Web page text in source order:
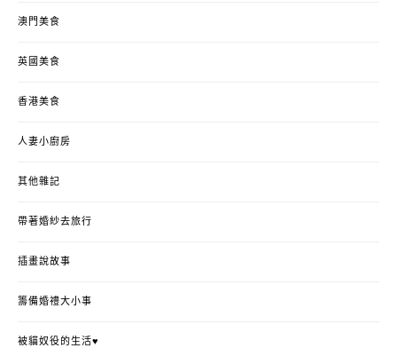
澳門美食
英國美食
香港美食
人妻小廚房
其他雜記
帶著婚紗去旅行
插畫說故事
籌備婚禮大小事
被貓奴役的生活♥